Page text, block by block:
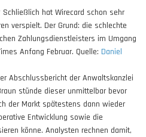
hat Wirecard schon sehr
verspielt. Der Grund: die schlechte
Zahlungsdienstleisters im Umgang
Anfang Februar. Quelle: Daniel
Abschlussbericht der Anwaltskanzlei
stünde dieser unmittelbar bevor
der Markt spätestens dann wieder
Entwicklung sowie die
könne. Analysten rechnen damit,